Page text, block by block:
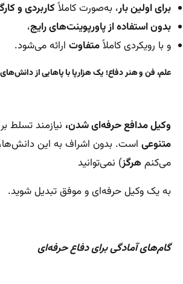
برای اولین بار، به‌صورت کاملاًکاربردی و
بدون استفاده از پاورپوینت‌های رایج،
و با رویکردی کاملاًمتفاوت ارائه می‌شود.
علم، فن و هنر دفاع؛ یک هزارپا با پاهایی از
وکیل مدافع حرفه‌ای شدن، نیازمند تسلط بر
متنوعی است. بدون اشراف به این
می‌کنم هرگز) نمی‌توانید
به یک وکیل حرفه‌ای و موفق تبدیل شوید.
گام‌های آمادگی برای دفاع حرفه‌ای